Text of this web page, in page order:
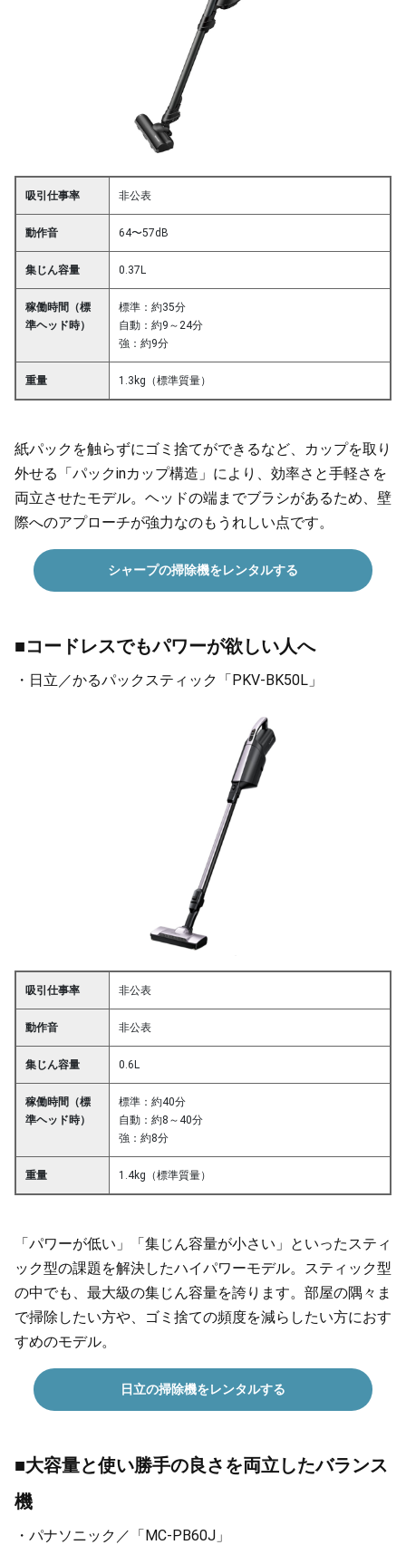
吸引仕事率 非公表
動作音 64〜57dB
集じん容量 0.37L
稼働時間（標
準ヘッド時）
標準：約35分
自動：約9～24分
強：約9分
重量 1.3kg（標準質量）
紙パックを触らずにゴミ捨てができるなど、カップを取り
外せる「パックinカップ構造」により、効率さと手軽さを
両立させたモデル。ヘッドの端までブラシがあるため、壁
際へのアプローチが強力なのもうれしい点です。
シャープの掃除機をレンタルする
■コードレスでもパワーが欲しい人へ
・日立／かるパックスティック「PKV-BK50L」
吸引仕事率 非公表
動作音 非公表
集じん容量 0.6L
稼働時間（標
準ヘッド時）
標準：約40分
自動：約8～40分
強：約8分
重量 1.4kg（標準質量）
「パワーが低い」「集じん容量が小さい」といったスティ
ック型の課題を解決したハイパワーモデル。スティック型
の中でも、最大級の集じん容量を誇ります。部屋の隅々ま
で掃除したい方や、ゴミ捨ての頻度を減らしたい方におす
すめのモデル。
日立の掃除機をレンタルする
■大容量と使い勝手の良さを両立したバランス
機
・パナソニック／「MC-PB60J」